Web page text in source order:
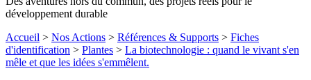
développement durable
Accueil > Nos Actions > Références & Supports > Fiches
d'identification > Plantes > La biotechnologie : quand le vivant s'en
mêle et que les idées s'emmêlent.